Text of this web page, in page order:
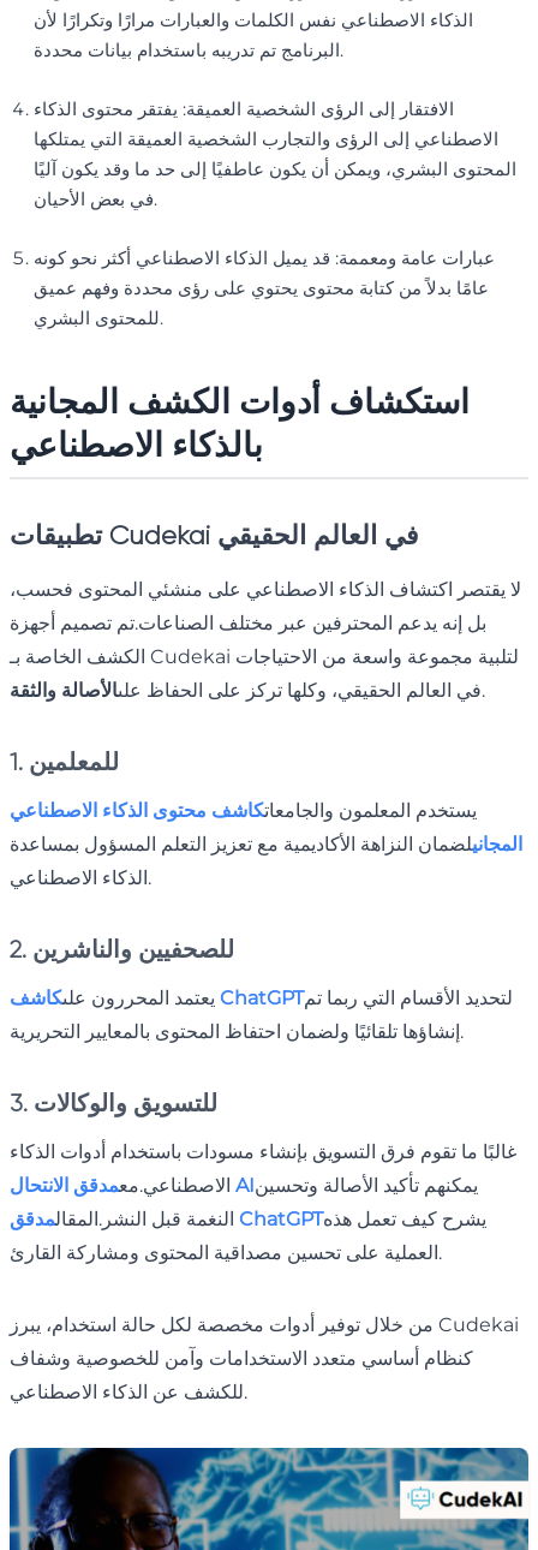
الذكاء الاصطناعي نفس الكلمات والعبارات مرارًا وتكرارًا لأن
البرنامج تم تدريبه باستخدام بيانات محددة.
الافتقار إلى الرؤى الشخصية العميقة: يفتقر محتوى الذكاء
الاصطناعي إلى الرؤى والتجارب الشخصية العميقة التي يمتلكها
المحتوى البشري، ويمكن أن يكون عاطفيًا إلى حد ما وقد يكون آليًا
في بعض الأحيان.
عبارات عامة ومعممة: قد يميل الذكاء الاصطناعي أكثر نحو كونه
عامًا بدلاً من كتابة محتوى يحتوي على رؤى محددة وفهم عميق
للمحتوى البشري.
استكشاف أدوات الكشف المجانية
بالذكاء الاصطناعي
تطبيقات Cudekai في العالم الحقيقي
لا يقتصر اكتشاف الذكاء الاصطناعي على منشئي المحتوى فحسب،
بل إنه يدعم المحترفين عبر مختلف الصناعات.تم تصميم أجهزة
الكشف الخاصة بـ Cudekai لتلبية مجموعة واسعة من الاحتياجات
في العالم الحقيقي، وكلها تركز على الحفاظ علىالأصالة والثقة .
1. للمعلمين
يستخدم المعلمون والجامعاتكاشف محتوى الذكاء الاصطناعي
المجانيلضمان النزاهة الأكاديمية مع تعزيز التعلم المسؤول بمساعدة
الذكاء الاصطناعي.
2. للصحفيين والناشرين
يعتمد المحررون على كاشف ChatGPTلتحديد الأقسام التي ربما تم
إنشاؤها تلقائيًا ولضمان احتفاظ المحتوى بالمعايير التحريرية.
3. للتسويق والوكالات
غالبًا ما تقوم فرق التسويق بإنشاء مسودات باستخدام أدوات الذكاء
الاصطناعي.مع مدقق الانتحال AIيمكنهم تأكيد الأصالة وتحسين
النغمة قبل النشر.المقال مدقق ChatGPTيشرح كيف تعمل هذه
العملية على تحسين مصداقية المحتوى ومشاركة القارئ.
من خلال توفير أدوات مخصصة لكل حالة استخدام، يبرز Cudekai
كنظام أساسي متعدد الاستخدامات وآمن للخصوصية وشفاف
للكشف عن الذكاء الاصطناعي.